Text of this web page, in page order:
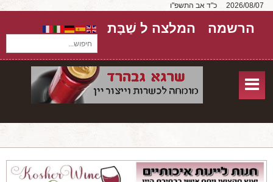
כ"ד אב התשפ"ו
חיפוש...
הרשמה המלצה ל שַׁבָּת
אודות
שירותים